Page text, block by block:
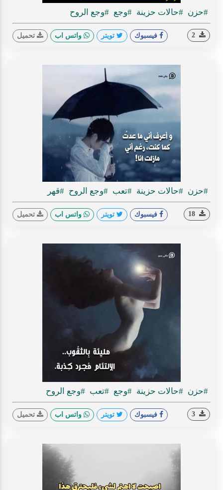
#حزن #حالات حزينة #وجع #وجع الروح
فيسبوك تويتر واتس اب تحميل
#حزن #حالات حزينة #تعب #وجع الروح #قهر
فيسبوك تويتر واتس اب تحميل
#حزن #حالات حزينة #وجع #تعب #وجع الروح
فيسبوك تويتر واتس اب تحميل